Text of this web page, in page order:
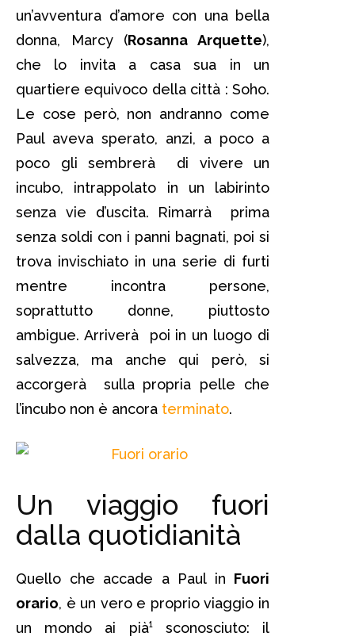
un’avventura d’amore con una bella
donna, Marcy (Rosanna Arquette),
che lo invita a casa sua in un
quartiere equivoco della città : Soho.
Le cose però, non andranno come
Paul aveva sperato, anzi, a poco a
poco gli sembrerà di vivere un
incubo, intrappolato in un labirinto
senza vie d’uscita. Rimarrà prima
senza soldi con i panni bagnati, poi si
trova invischiato in una serie di furti
mentre incontra persone,
soprattutto donne, piuttosto
ambigue. Arriverà poi in un luogo di
salvezza, ma anche qui però, si
accorgerà sulla propria pelle che
l’incubo non è ancora terminato.
Un viaggio fuori
dalla quotidianità
Quello che accade a Paul in Fuori
orario, è un vero e proprio viaggio in
un mondo ai pià¹ sconosciuto: il